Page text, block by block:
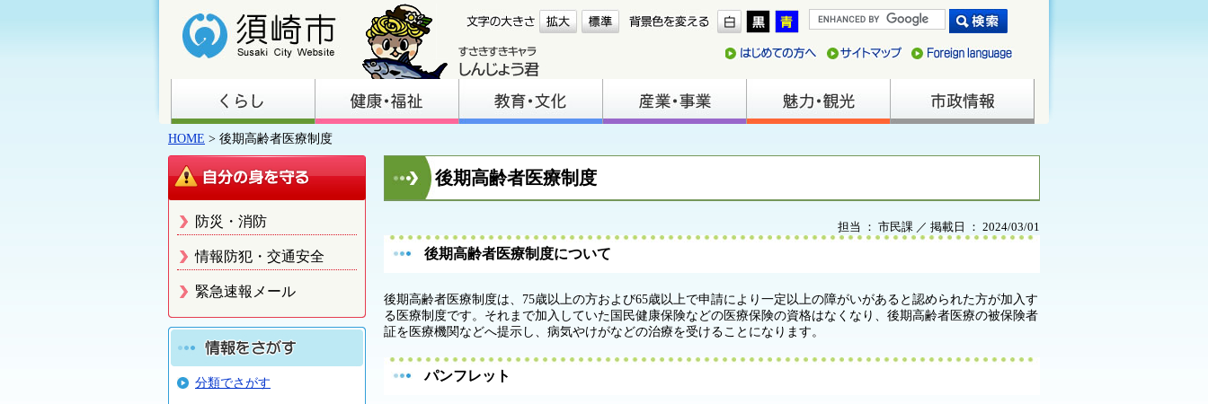
HOME > 後期高齢者医療制度
防災・消防
情報防犯・交通安全
緊急速報メール
分類でさがす
後期高齢者医療制度
担当 ： 市民課 ／ 掲載日 ： 2024/03/01
後期高齢者医療制度について
後期高齢者医療制度は、75歳以上の方および65歳以上で申請により一定以上の障がいがあると認められた方が加入す
る医療制度です。それまで加入していた国民健康保険などの医療保険の資格はなくなり、後期高齢者医療の被保険者
証を医療機関などへ提示し、病気やけがなどの治療を受けることになります。
パンフレット